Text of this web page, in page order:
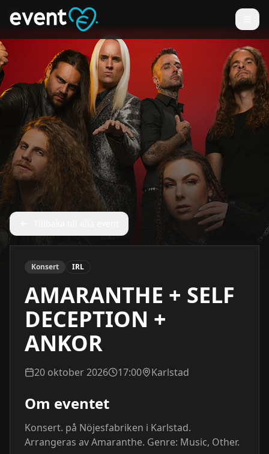
Konsert IRL
AMARANTHE + SELF
DECEPTION +
ANKOR
20 oktober 2026 17:00 Karlstad
Om eventet
Konsert. på Nöjesfabriken i Karlstad.
Arrangeras av Amaranthe. Genre: Music, Other.